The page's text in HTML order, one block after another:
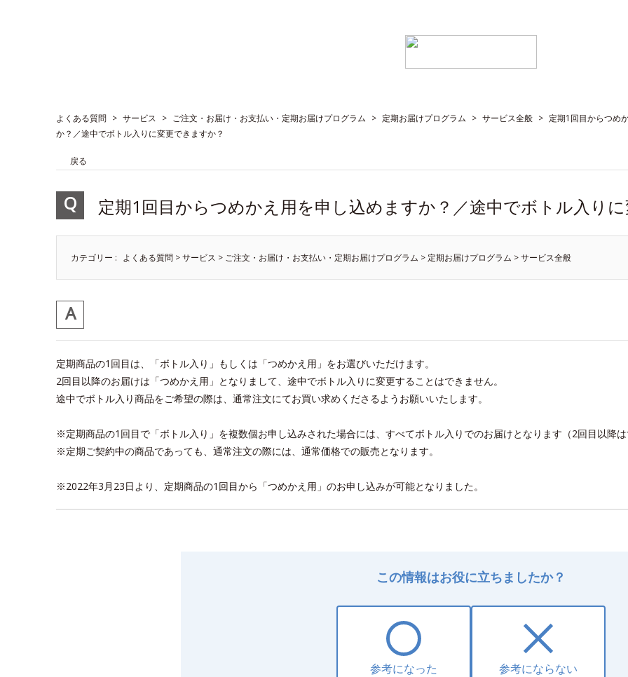
よくある質問 > サービス > ご注文・お届け・お支払い・定期お届けプログラム > 定期お届けプログラム > サービス全般 > 定期1回目からつめ
か？／途中でボトル入りに変更できますか？
戻る
定期1回目からつめかえ用を申し込めますか？／途中でボトル入り
カテゴリー : よくある質問 >サービス > ご注文・お届け・お支払い・定期お届けプログラム > 定期お届けプログラム >サービス全般
定期商品の1回目は、「ボトル入り」もしくは「つめかえ用」をお選びいただけます。
2回目以降のお届けは「つめかえ用」となりまして、途中でボトル入りに変更することはできません。
途中でボトル入り商品をご希望の際は、通常注文にてお買い求めくださるようお願いいたします。
※定期商品の1回目で「ボトル入り」を複数個お申し込みされた場合には、すべてボトル入りでのお届けとなります（2回目以降は
※定期ご契約中の商品であっても、通常注文の際には、通常価格での販売となります。
※2022年3月23日より、定期商品の1回目から「つめかえ用」のお申し込みが可能となりました。
この情報はお役に立ちましたか？
参考になった 参考にならない